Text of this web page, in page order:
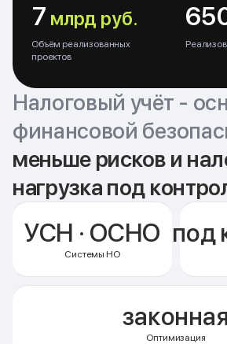
7 млрд руб.
Объём реализованных
проектов
Налоговый учёт -
финансовой
меньше рисков и
нагрузка под
УСН · ОСНО
Системы НО
под
законная
Оптимизация